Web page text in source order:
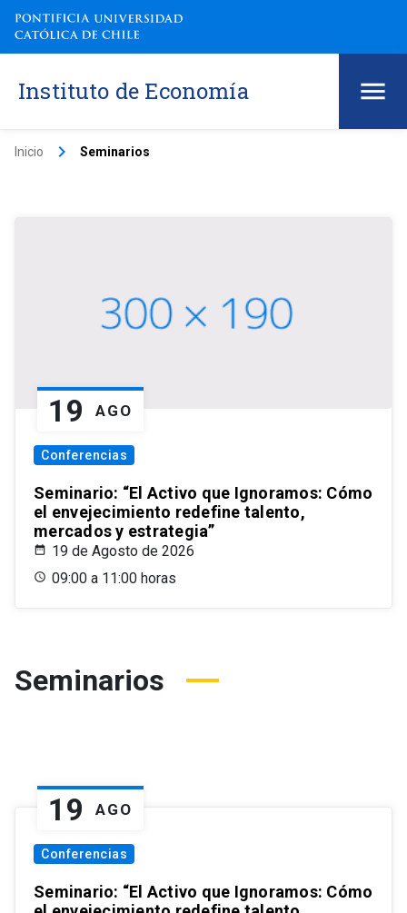
Instituto de Economía
Inicio keyboard_arrow_right Seminarios
19 AGO
Conferencias
Seminario: “El Activo que Ignoramos: Cómo
el envejecimiento redefine talento,
mercados y estrategia”
19 de Agosto de 2026
09:00 a 11:00 horas
Seminarios
19 AGO
Conferencias
Seminario: “El Activo que Ignoramos: Cómo